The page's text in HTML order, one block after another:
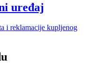
uređaj
i reklamacije kupljenog